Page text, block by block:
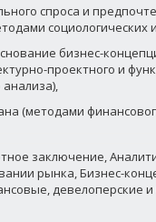
спроса и
социологических
бизнес-
проектного и
анализа),
(методами
заключение,
рынка, Бизнес-
девелоперские и